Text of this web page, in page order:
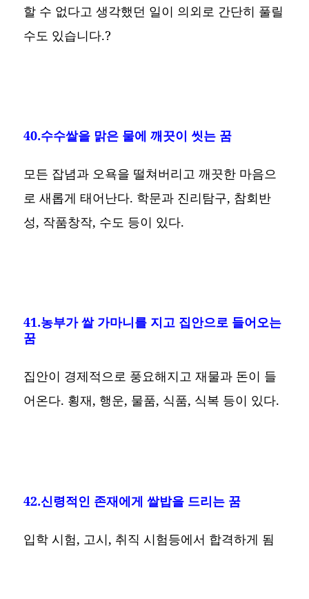
할 수 없다고 생각했던 일이 의외로 간단히 풀릴
수도 있습니다.?
40.수수쌀을 맑은 물에 깨끗이 씻는 꿈
모든 잡념과 오욕을 떨쳐버리고 깨끗한 마음으
로 새롭게 태어난다. 학문과 진리탐구, 참회반
성, 작품창작, 수도 등이 있다.
41.농부가 쌀 가마니를 지고 집안으로 들어오는
꿈
집안이 경제적으로 풍요해지고 재물과 돈이 들
어온다. 횡재, 행운, 물품, 식품, 식복 등이 있다.
42.신령적인 존재에게 쌀밥을 드리는 꿈
입학 시험, 고시, 취직 시험등에서 합격하게 됨